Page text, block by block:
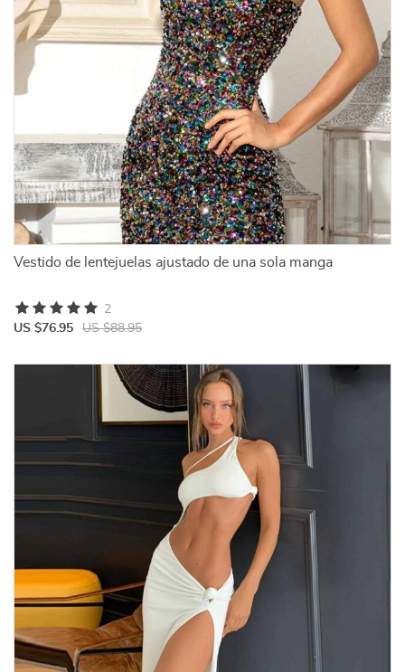
Vestido de lentejuelas ajustado de una sola manga
US $76.95 US $88.95
2